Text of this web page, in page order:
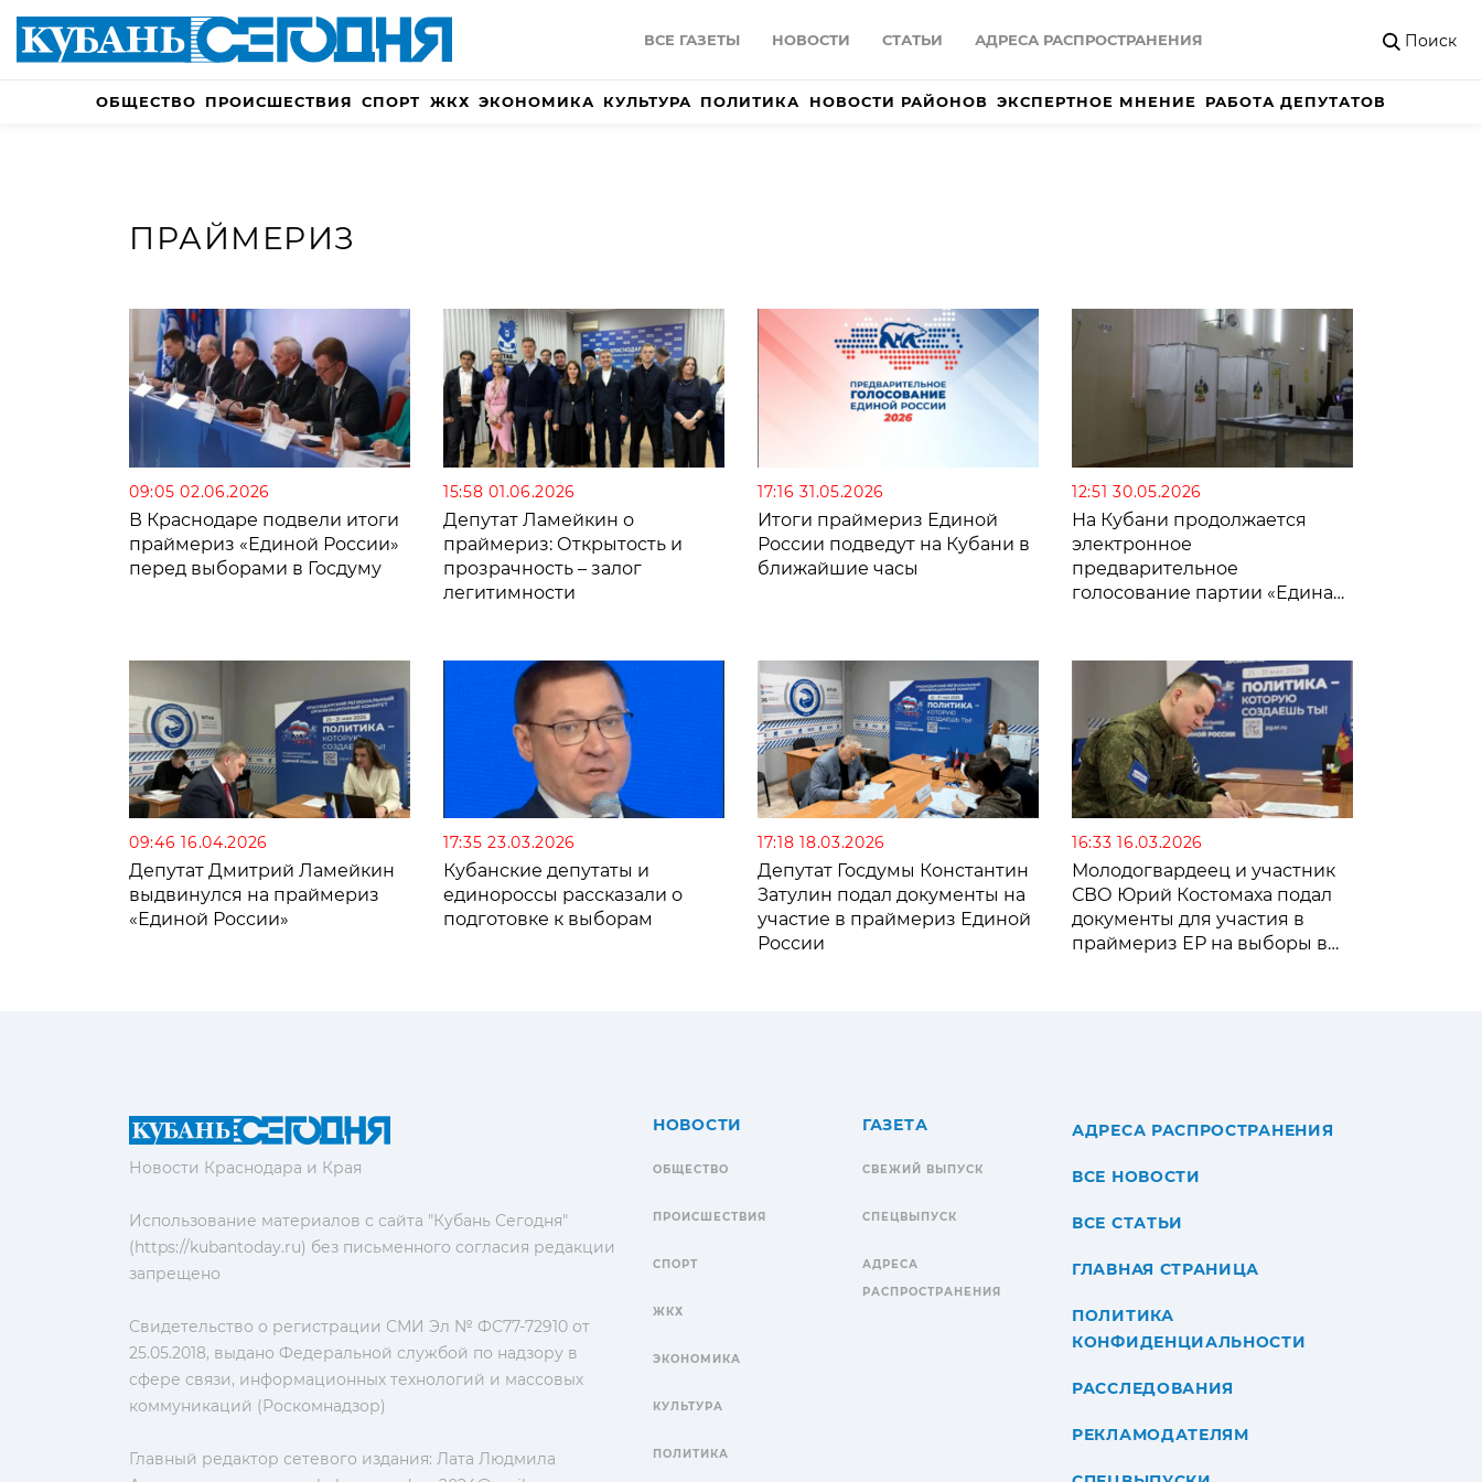
ВСЕ ГАЗЕТЫ НОВОСТИ СТАТЬИ АДРЕСА РАСПРОСТРАНЕНИЯ Поиск
ОБЩЕСТВО ПРОИСШЕСТВИЯ СПОРТ ЖКХ ЭКОНОМИКА КУЛЬТУРА ПОЛИТИКА НОВОСТИ РАЙОНОВ ЭКСПЕРТНОЕ МНЕНИЕ РАБОТА ДЕПУТАТОВ
ПРАЙМЕРИЗ
09:05 02.06.2026
В Краснодаре подвели итоги
праймериз «Единой России»
перед выборами в Госдуму
15:58 01.06.2026
Депутат Ламейкин о
праймериз: Открытость и
прозрачность – залог
легитимности
17:16 31.05.2026
Итоги праймериз Единой
России подведут на Кубани в
ближайшие часы
12:51 30.05.2026
На Кубани продолжается
электронное
предварительное
голосование партии «Единая
09:46 16.04.2026
Депутат Дмитрий Ламейкин
выдвинулся на праймериз
«Единой России»
17:35 23.03.2026
Кубанские депутаты и
единороссы рассказали о
подготовке к выборам
17:18 18.03.2026
Депутат Госдумы Константин
Затулин подал документы на
участие в праймериз Единой
России
16:33 16.03.2026
Молодогвардеец и участник
СВО Юрий Костомаха подал
документы для участия в
праймериз ЕР на выборы в
Новости Краснодара и Края
Использование материалов с сайта "Кубань Сегодня"
(https://kubantoday.ru) без письменного согласия редакции
запрещено
Свидетельство о регистрации СМИ Эл № ФС77-72910 от
25.05.2018, выдано Федеральной службой по надзору в
сфере связи, информационных технологий и массовых
коммуникаций (Роскомнадзор)
Главный редактор сетевого издания: Лата Людмила
НОВОСТИ
ОБЩЕСТВО
ПРОИСШЕСТВИЯ
СПОРТ
ЖКХ
ЭКОНОМИКА
КУЛЬТУРА
ПОЛИТИКА
ГАЗЕТА
СВЕЖИЙ ВЫПУСК
СПЕЦВЫПУСК
АДРЕСА
РАСПРОСТРАНЕНИЯ
АДРЕСА РАСПРОСТРАНЕНИЯ
ВСЕ НОВОСТИ
ВСЕ СТАТЬИ
ГЛАВНАЯ СТРАНИЦА
ПОЛИТИКА
КОНФИДЕНЦИАЛЬНОСТИ
РАССЛЕДОВАНИЯ
РЕКЛАМОДАТЕЛЯМ